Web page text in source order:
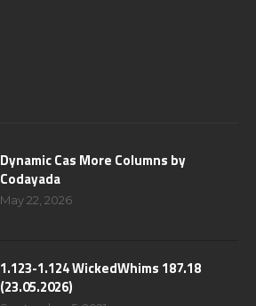
Dynamic Cas More Columns by
Codayada
May 22, 2026
1.123-1.124 WickedWhims 187.18
(23.05.2026)